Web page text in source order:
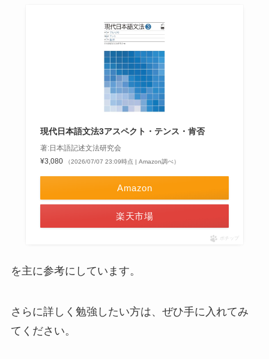
現代日本語文法3アスペクト・テンス・肯否
著:日本語記述文法研究会
¥3,080
（2026/07/07 23:09時点 | Amazon調べ）
Amazon
楽天市場
ポチップ
を主に参考にしています。
さらに詳しく勉強したい方は、ぜひ手に入れてみ
てください。